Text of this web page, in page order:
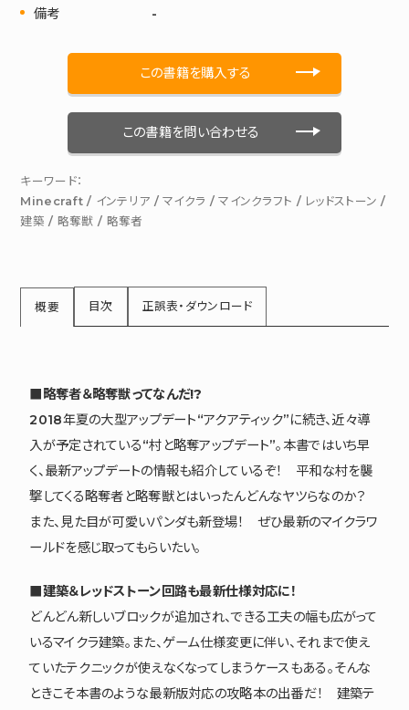
備考
-
この書籍を購入する
この書籍を問い合わせる
キーワード：
Minecraft / インテリア /マイクラ /マインクラフト / レッドストーン /
建築 / 略奪獣 / 略奪者
概要 目次 正誤表・ダウンロード
■略奪者＆略奪獣ってなんだ!?
2018年夏の大型アップデート“アクアティック”に続き、近々導
入が予定されている“村と略奪アップデート”。本書ではいち早
く、最新アップデートの情報も紹介しているぞ！ 平和な村を襲
撃してくる略奪者と略奪獣とはいったんどんなヤツらなのか？
また、見た目が可愛いパンダも新登場！ ぜひ最新のマイクラワ
ールドを感じ取ってもらいたい。
■建築＆レッドストーン回路も最新仕様対応に！
どんどん新しいブロックが追加され、できる工夫の幅も広がって
いるマイクラ建築。また、ゲーム仕様変更に伴い、それまで使え
ていたテクニックが使えなくなってしまうケースもある。そんな
ときこそ本書のような最新版対応の攻略本の出番だ！ 建築テ